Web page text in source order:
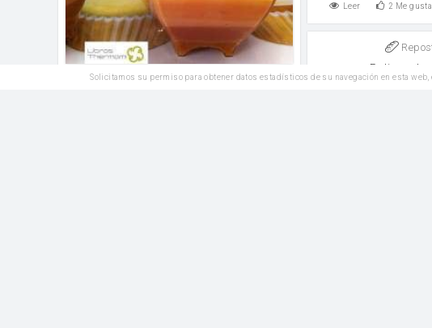
Leer 2 Me gusta
Leer 4Me gusta Comentar
Bolitas de
Solicitamos su permiso para obtener datos estadísticos de su navegación en esta